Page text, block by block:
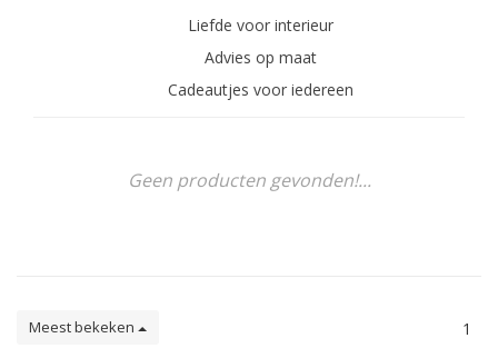
Liefde voor interieur
Advies op maat
Cadeautjes voor iedereen
Geen producten gevonden!...
Meest bekeken 1